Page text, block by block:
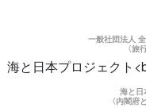
一般社団法人
〈旅
海と日
〈内閣府